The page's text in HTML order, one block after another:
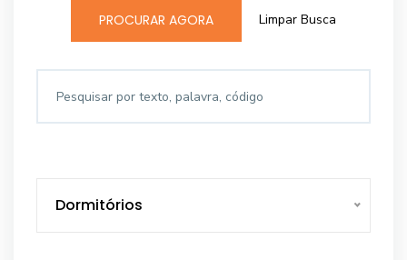
PROCURAR AGORA Limpar Busca
Dormitórios